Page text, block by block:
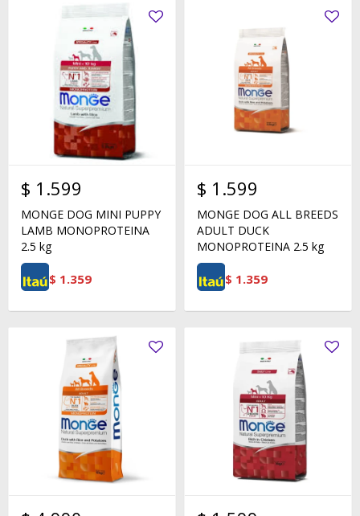
$ 1.599
MONGE DOG MINI PUPPY
LAMB MONOPROTEINA
2.5 kg
$ 1.359
$ 1.599
MONGE DOG ALL BREEDS
ADULT DUCK
MONOPROTEINA 2.5 kg
$ 1.359